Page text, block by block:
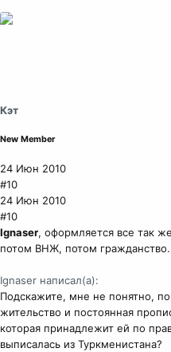
Кэт
New Member
24 Июн 2010
#10
24 Июн 2010
#10
Ignaser, оформляется все так
потом ВНЖ, потом гражданство.
Ignaser написал(а):
Подскажите, мне не понятно,
жительство и постоянная
которая принадлежит ей по
выписалась из Туркменистана?